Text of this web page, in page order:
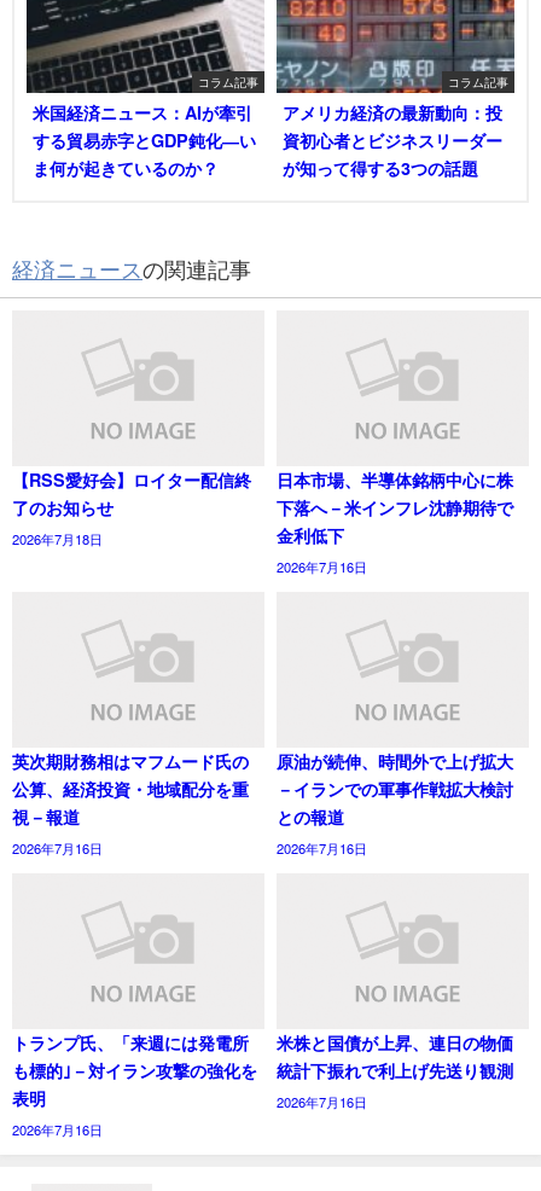
コラム記事
米国経済ニュース：AIが牽引
する貿易赤字とGDP鈍化―い
ま何が起きているのか？
コラム記事
アメリカ経済の最新動向：投
資初心者とビジネスリーダー
が知って得する3つの話題
経済ニュースの関連記事
【RSS愛好会】ロイター配信終
了のお知らせ
2026年7月18日
日本市場、半導体銘柄中心に株
下落へ－米インフレ沈静期待で
金利低下
2026年7月16日
英次期財務相はマフムード氏の
公算、経済投資・地域配分を重
視－報道
2026年7月16日
原油が続伸、時間外で上げ拡大
－イランでの軍事作戦拡大検討
との報道
2026年7月16日
トランプ氏、「来週には発電所
も標的｣－対イラン攻撃の強化を
表明
2026年7月16日
米株と国債が上昇、連日の物価
統計下振れで利上げ先送り観測
2026年7月16日